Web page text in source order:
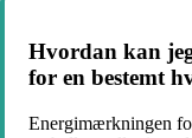
Hvordan kan
for en bestemt
Energimærkningen